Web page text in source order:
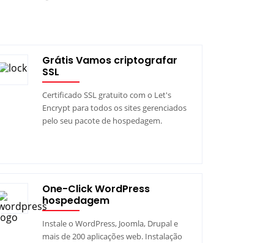
Grátis Vamos criptografar
SSL
Certificado SSL gratuito com o Let's
Encrypt para todos os sites gerenciados
pelo seu pacote de hospedagem.
One-Click WordPress
hospedagem
Instale o WordPress, Joomla, Drupal e
mais de 200 aplicações web. Instalação